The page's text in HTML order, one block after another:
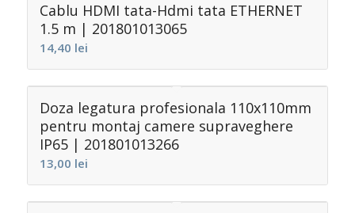
Cablu HDMI tata-Hdmi tata ETHERNET
1.5 m | 201801013065
14,40 lei
Doza legatura profesionala 110x110mm
pentru montaj camere supraveghere
IP65 | 201801013266
13,00 lei